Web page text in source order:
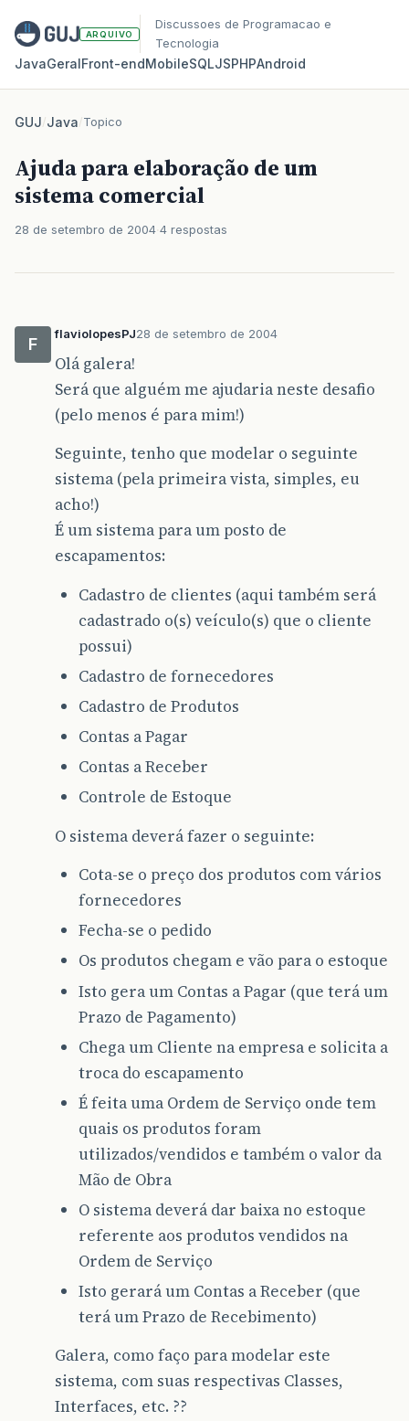
ARQUIVO
Discussoes de Programacao e
Tecnologia
JavaGeralFront‑endMobileSQLJSPHPAndroid
GUJ/Java/Topico
Ajuda para elaboração de um
sistema comercial
28 de setembro de 2004 4 respostas
F
flaviolopesPJ28 de setembro de 2004
Olá galera!
Será que alguém me ajudaria neste desafio
(pelo menos é para mim!)
Seguinte, tenho que modelar o seguinte
sistema (pela primeira vista, simples, eu
acho!)
É um sistema para um posto de
escapamentos:
Cadastro de clientes (aqui também será
cadastrado o(s) veículo(s) que o cliente
possui)
Cadastro de fornecedores
Cadastro de Produtos
Contas a Pagar
Contas a Receber
Controle de Estoque
O sistema deverá fazer o seguinte:
Cota-se o preço dos produtos com vários
fornecedores
Fecha-se o pedido
Os produtos chegam e vão para o estoque
Isto gera um Contas a Pagar (que terá um
Prazo de Pagamento)
Chega um Cliente na empresa e solicita a
troca do escapamento
É feita uma Ordem de Serviço onde tem
quais os produtos foram
utilizados/vendidos e também o valor da
Mão de Obra
O sistema deverá dar baixa no estoque
referente aos produtos vendidos na
Ordem de Serviço
Isto gerará um Contas a Receber (que
terá um Prazo de Recebimento)
Galera, como faço para modelar este
sistema, com suas respectivas Classes,
Interfaces, etc. ??